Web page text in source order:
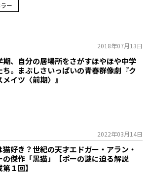
ー
2018年07月13日
期、自分の居場所をさがすほやほや中学
ち。まぶしさいっぱいの青春群像劇『ク
メイツ〈前期〉』
2022年03月14日
猫好き？世紀の天才エドガー・アラン・
の傑作「黒猫」【ポーの謎に迫る解説
１回】